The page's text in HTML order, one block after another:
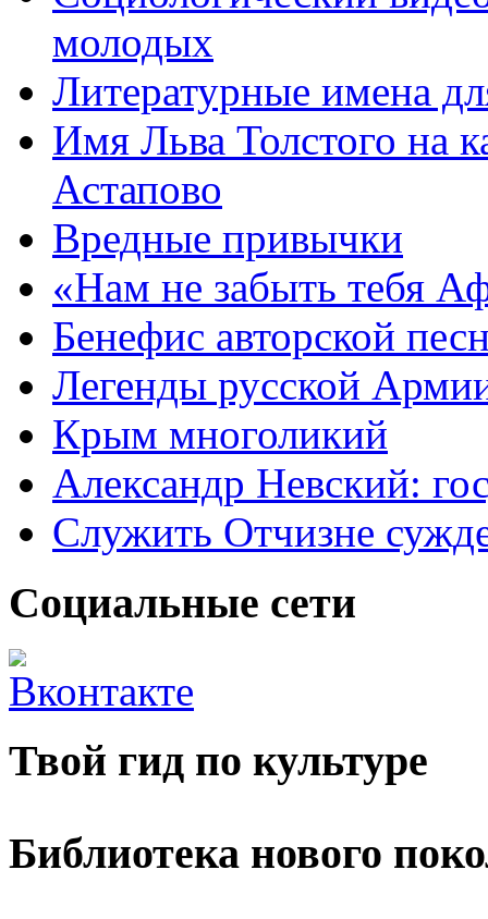
молодых
Литературные имена
Имя Льва Толстого на
Астапово
Вредные привычки
«Нам не забыть тебя
Бенефис авторской
Легенды русской
Крым многоликий
Александр Невский:
Служить Отчизне
Социальные сети
Твой гид по культуре
Библиотека нового